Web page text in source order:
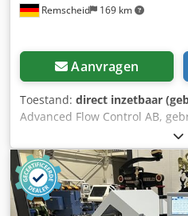
Remscheid 169 km
Aanvragen
Toestand: direct inzetbaar
Advanced Flow Control AB,
gebruikssporen, 100%
Crsdpfxjx Eqp Hj Afief